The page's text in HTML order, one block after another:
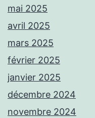
mai 2025
avril 2025
mars 2025
février 2025
janvier 2025
décembre 2024
novembre 2024